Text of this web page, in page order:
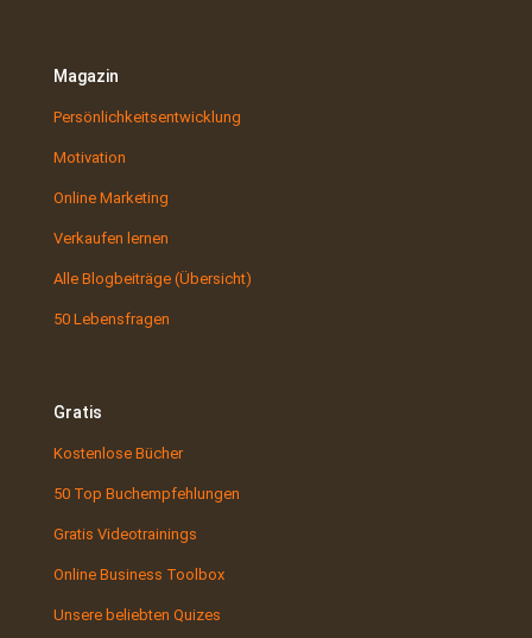
Magazin
Persönlichkeitsentwicklung
Motivation
Online Marketing
Verkaufen lernen
Alle Blogbeiträge (Übersicht)
50 Lebensfragen
Gratis
Kostenlose Bücher
50 Top Buchempfehlungen
Gratis Videotrainings
Online Business Toolbox
Unsere beliebten Quizes